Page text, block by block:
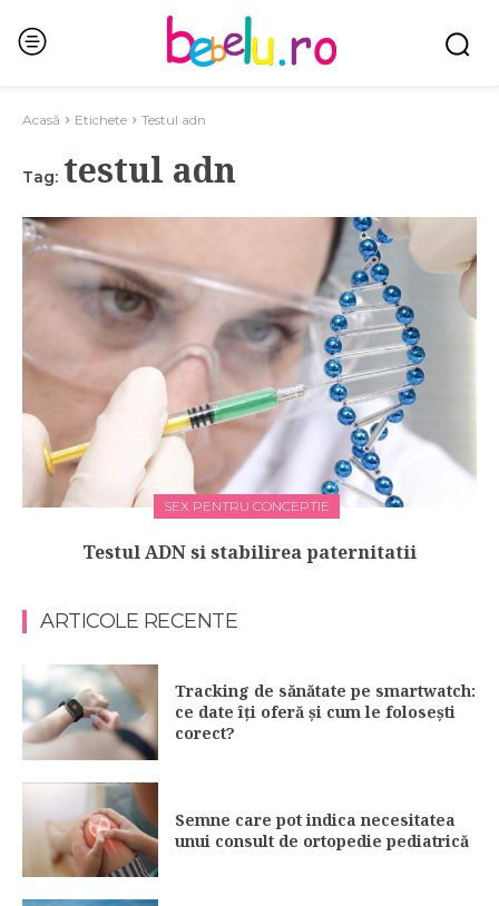
Acasă Etichete Testul adn
Tag: testul adn
SEX PENTRU CONCEPTIE
Testul ADN si stabilirea paternitatii
ARTICOLE RECENTE
Tracking de sănătate pe smartwatch:
ce date îți oferă și cum le folosești
corect?
Semne care pot indica necesitatea
unui consult de ortopedie pediatrică